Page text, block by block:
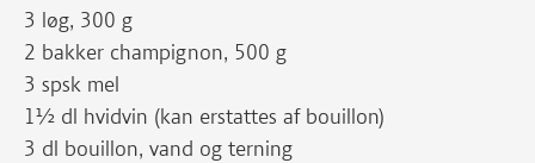
3 løg, 300 g
2 bakker champignon, 500 g
3 spsk mel
1½ dl hvidvin (kan erstattes af bouillon)
3 dl bouillon, vand og terning